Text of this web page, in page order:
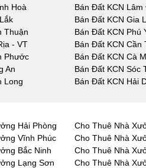
Hoà
Bán Đất KCN Lâm
Bán Đất KCN Gia
Thuận
Bán Đất KCN Phú
- VT
Bán Đất KCN Cần
Phước
Bán Đất KCN Cà
An
Bán Đất KCN Sóc
Long
Bán Đất KCN Hải
Hải Phòng
Cho Thuê Nhà
Vĩnh Phúc
Cho Thuê Nhà
Bắc Ninh
Cho Thuê Nhà
Lạng Sơn
Cho Thuê Nhà